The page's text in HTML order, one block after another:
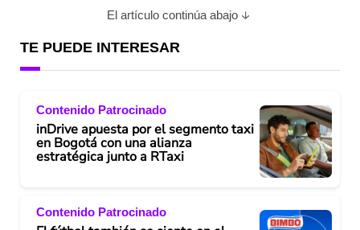
El artículo continúa abajo
TE PUEDE INTERESAR
Contenido Patrocinado
inDrive apuesta por el segmento taxi
en Bogotá con una alianza
estratégica junto a RTaxi
Contenido Patrocinado